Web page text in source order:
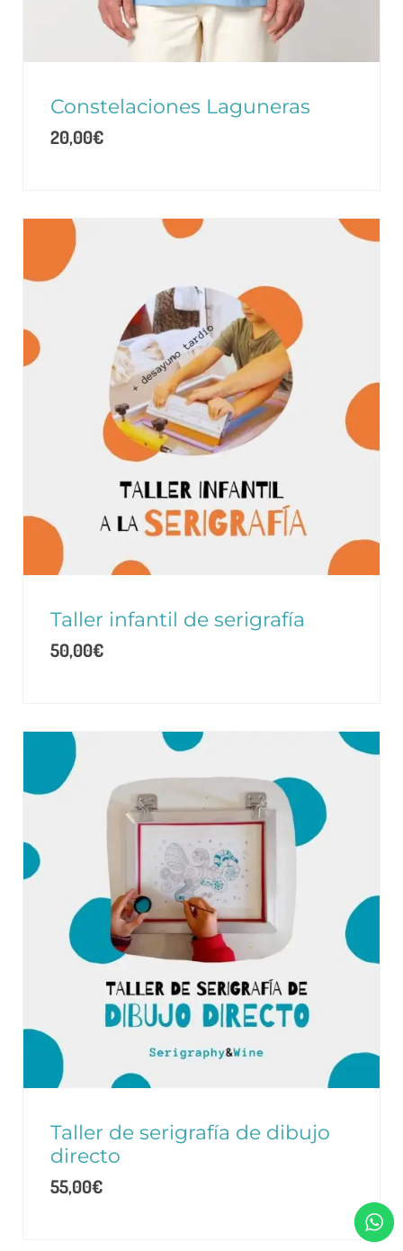
Constelaciones Laguneras
20,00€
Taller infantil de serigrafía
50,00€
Taller de serigrafía de dibujo
directo
55,00€